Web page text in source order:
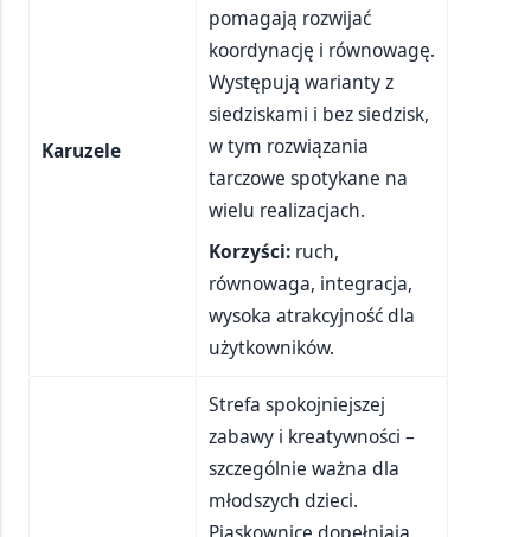
Karuzele
pomagają rozwijać
koordynację i równowagę.
Występują warianty z
siedziskami i bez siedzisk,
w tym rozwiązania
tarczowe spotykane na
wielu realizacjach.
Korzyści: ruch,
równowaga, integracja,
wysoka atrakcyjność dla
użytkowników.
Strefa spokojniejszej
zabawy i kreatywności –
szczególnie ważna dla
młodszych dzieci.